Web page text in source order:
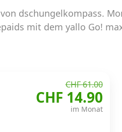
dschungelkompass.
mit dem yallo Go!
CHF 61.00
CHF 14.90
im Monat